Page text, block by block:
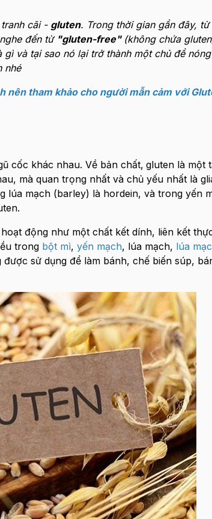
cãi - gluten. Trong thời gian gần đây,
đến từ "gluten-free" (không chứa
và tại sao nó lại trở thành một chủ đề
nhé
nên tham khảo cho người mẫn cảm với
cốc khác nhau. Về bản chất, gluten là một
mà quan trọng nhất và chủ yếu nhất là
mạch (barley) là hordein, và trong yến
động như một chất kết dính, liên kết
trong bột mì, yến mạch, lúa mạch, lúa
sử dụng để làm bánh, chế biến súp,